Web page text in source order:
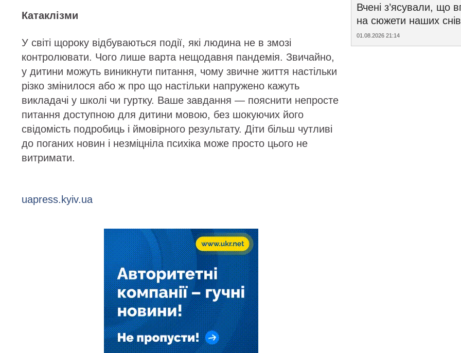
Катаклізми
У світі щороку відбуваються події, які людина не в змозі
контролювати. Чого лише варта нещодавня пандемія. Звичайно,
у дитини можуть виникнути питання, чому звичне життя настільки
різко змінилося або ж про що настільки напружено кажуть
викладачі у школі чи гуртку. Ваше завдання — пояснити непросте
питання доступною для дитини мовою, без шокуючих його
свідомість подробиць і ймовірного результату. Діти більш чутливі
до поганих новин і незміцніла психіка може просто цього не
витримати.
uapress.kyiv.ua
Вчені з’ясували, що
на сюжети наших снів
01.08.2026 21:14